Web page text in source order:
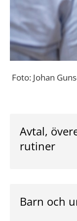
Foto: Johan
Avtal,
rutiner
Barn och